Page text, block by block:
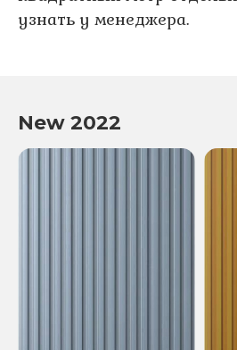
узнать у менеджера.
New 2022